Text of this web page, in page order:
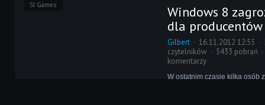
SI Games
Windows 8
dla
Gilbert 16.11.2012 12:55
czytelników
5433 pobrań
komentarzy
W ostatnim czasie kilka osób